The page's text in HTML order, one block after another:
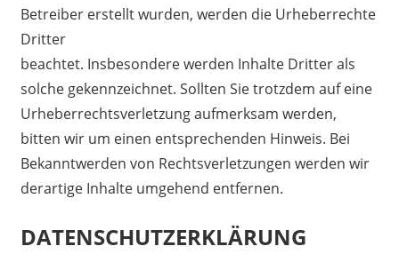
Betreiber erstellt wurden, werden die Urheberrechte
Dritter
beachtet. Insbesondere werden Inhalte Dritter als
solche gekennzeichnet. Sollten Sie trotzdem auf eine
Urheberrechtsverletzung aufmerksam werden,
bitten wir um einen entsprechenden Hinweis. Bei
Bekanntwerden von Rechtsverletzungen werden wir
derartige Inhalte umgehend entfernen.
DATENSCHUTZERKLÄRUNG